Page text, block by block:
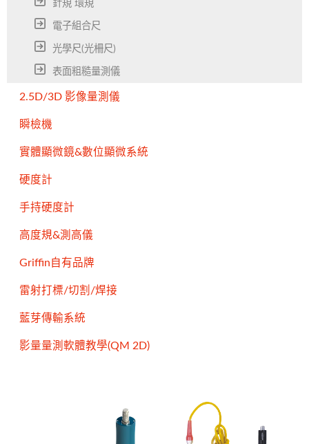
針規 環規
電子組合尺
光學尺(光柵尺)
表面粗糙量測儀
2.5D/3D 影像量測儀
瞬檢機
實體顯微鏡&數位顯微系統
硬度計
手持硬度計
高度規&測高儀
Griffin自有品牌
雷射打標/切割/焊接
藍芽傳輸系統
影量量測軟體教學(QM 2D)